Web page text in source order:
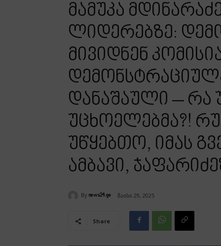
მამუკა
ლიდერებზე:
მივიდნენ
დანაშაული – რა
უცხოელებმა?!
უწყებთო, იმას
ამბავი,
By news24.ge მაისი 29, 2025
Share